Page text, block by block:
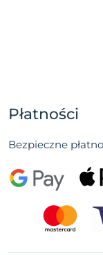
Płatności
Bezpieczne